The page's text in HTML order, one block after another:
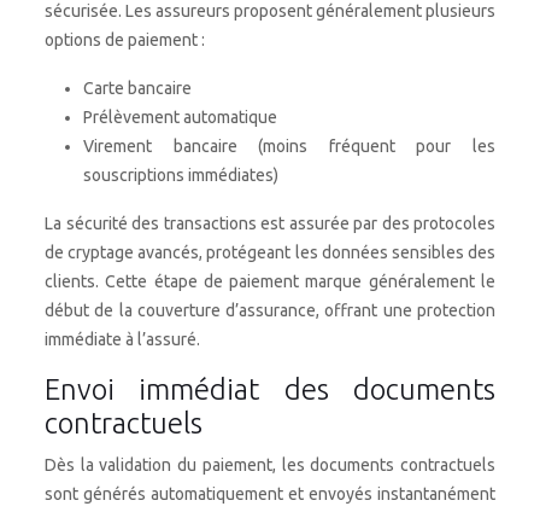
sécurisée. Les assureurs proposent généralement plusieurs
options de paiement :
Carte bancaire
Prélèvement automatique
Virement bancaire (moins fréquent pour les
souscriptions immédiates)
La sécurité des transactions est assurée par des protocoles
de cryptage avancés, protégeant les données sensibles des
clients. Cette étape de paiement marque généralement le
début de la couverture d’assurance, offrant une protection
immédiate à l’assuré.
Envoi immédiat des documents
contractuels
Dès la validation du paiement, les documents contractuels
sont générés automatiquement et envoyés instantanément